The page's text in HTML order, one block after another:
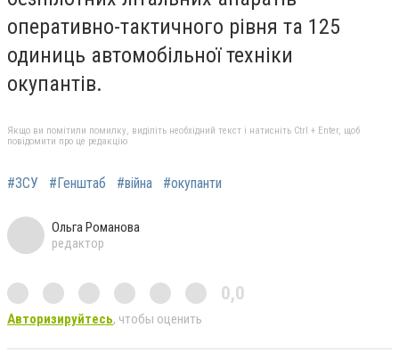
оперативно-тактичного рівня та 125
одиниць автомобільної техніки
окупантів.
Якщо ви помітили помилку, виділіть необхідний текст і натисніть Ctrl + Enter, щоб
повідомити про це редакцію
#ЗСУ #Генштаб #війна #окупанти
Ольга Романова
редактор
0,0
Авторизируйтесь, чтобы оценить